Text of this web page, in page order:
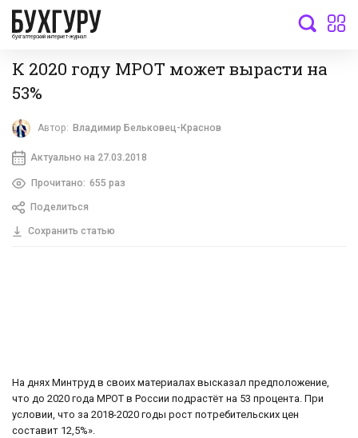
бухгалтерский интернет-журнал
К 2020 году МРОТ может вырасти на
53%
Автор: Владимир Бельковец-Краснов
Актуально на 27.03.2018
Прочитано: 655 раз
Поделиться
Сохранить статью
На днях Минтруд в своих материалах высказал предположение,
что до 2020 года МРОТ в России подрастёт на 53 процента. При
условии, что за 2018-2020 годы рост потребительских цен
составит 12,5%».